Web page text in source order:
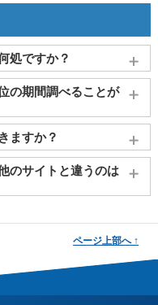
処ですか？
く見られております。
の期間調べることが
報や日の出・日の入りを
易くタイドグラフで、
することができます。
ますか？
データ（波の高さ）に
のサイトと違うのは
な定義はありません。そ
よって、境界にあたる日
方式を使っている可能性
ページ上部へ ↑